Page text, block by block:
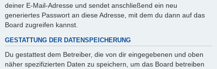
deiner E-Mail-Adresse und sendet anschließend ein neu
generiertes Passwort an diese Adresse, mit dem du dann auf das
Board zugreifen kannst.
GESTATTUNG DER DATENSPEICHERUNG
Du gestattest dem Betreiber, die von dir eingegebenen und oben
näher spezifizierten Daten zu speichern, um das Board betreiben